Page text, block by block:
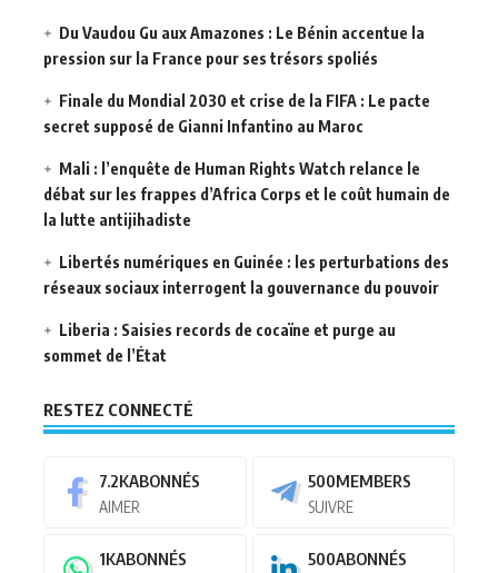
Du Vaudou Gu aux Amazones : Le Bénin accentue la
pression sur la France pour ses trésors spoliés
Finale du Mondial 2030 et crise de la FIFA : Le pacte
secret supposé de Gianni Infantino au Maroc
Mali : l’enquête de Human Rights Watch relance le
débat sur les frappes d’Africa Corps et le coût humain de
la lutte antijihadiste
Libertés numériques en Guinée : les perturbations des
réseaux sociaux interrogent la gouvernance du pouvoir
Liberia : Saisies records de cocaïne et purge au
sommet de l’État
RESTEZ CONNECTÉ
7.2KABONNÉS
AIMER
500MEMBERS
SUIVRE
1KABONNÉS 500ABONNÉS